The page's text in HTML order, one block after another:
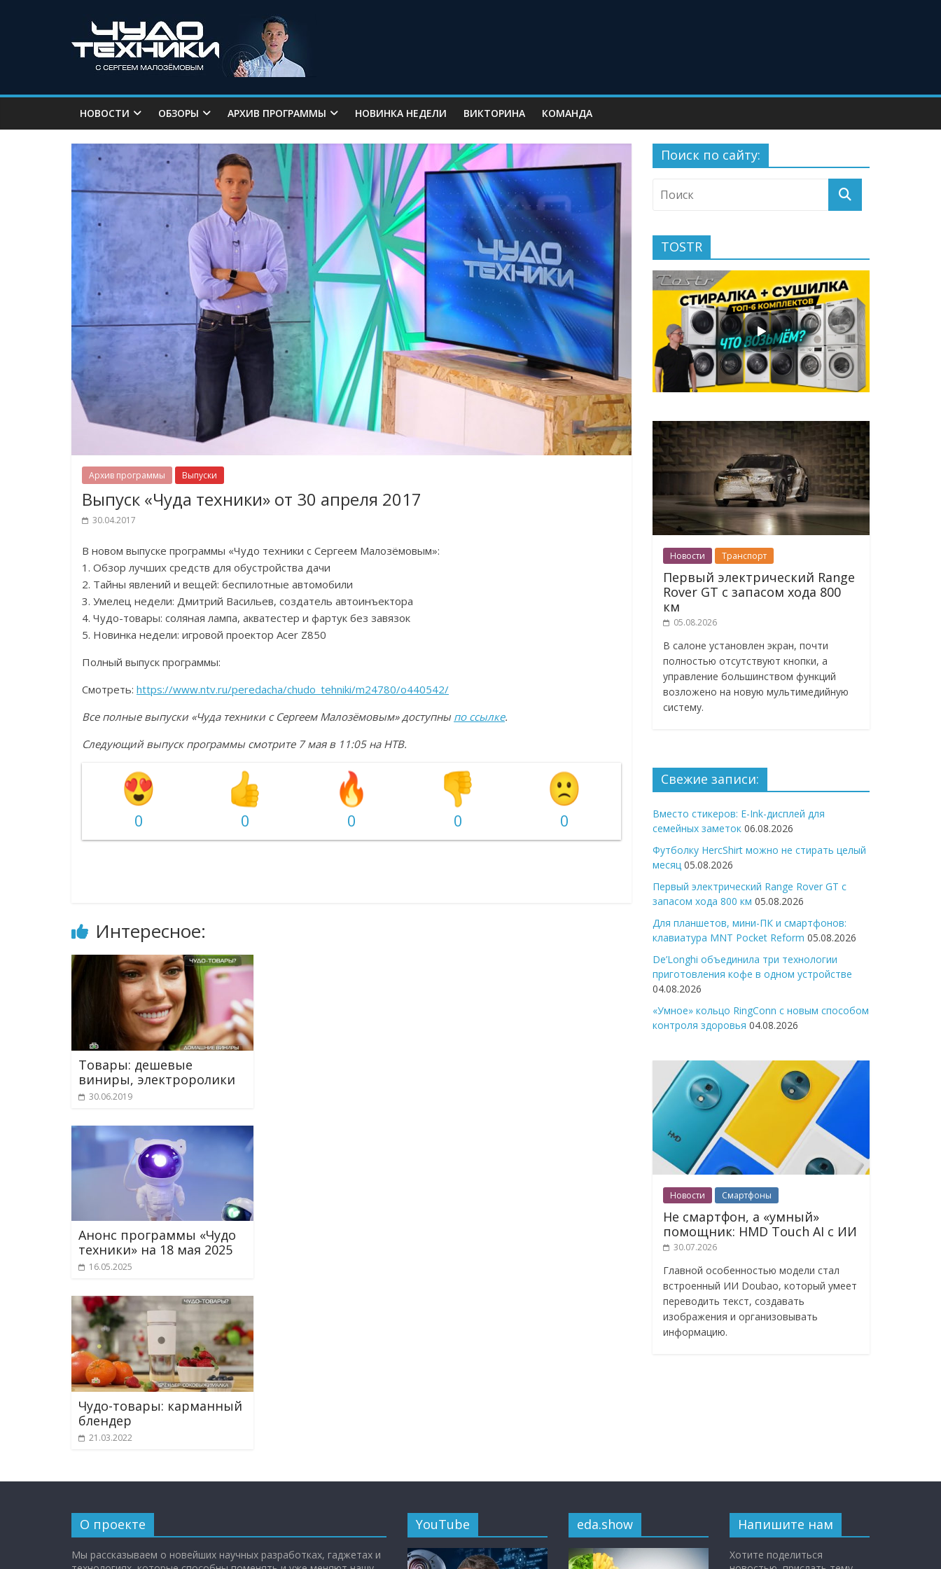
НОВОСТИ ОБЗОРЫ АРХИВ ПРОГРАММЫ НОВИНКА НЕДЕЛИ ВИКТОРИНА КОМАНДА
Архив программы Выпуски
Выпуск «Чуда техники» от 30 апреля 2017
30.04.2017
В новом выпуске программы «Чудо техники с Сергеем Малозёмовым»:
1. Обзор лучших средств для обустройства дачи
2. Тайны явлений и вещей: беспилотные автомобили
3. Умелец недели: Дмитрий Васильев, создатель автоинъектора
4. Чудо-товары: соляная лампа, акватестер и фартук без завязок
5. Новинка недели: игровой проектор Acer Z850
Полный выпуск программы:
Смотреть: https://www.ntv.ru/peredacha/chudo_tehniki/m24780/o440542/
Все полные выпуски «Чуда техники с Сергеем Малозёмовым» доступны по ссылке.
Следующий выпуск программы смотрите 7 мая в 11:05 на НТВ.
0 0 0 0 0
Интересное:
Товары: дешевые
виниры, электроролики
30.06.2019
Анонс программы «Чудо
техники» на 18 мая 2025
16.05.2025
Чудо-товары: карманный
блендер
21.03.2022
Поиск по сайту:
TOSTR
Новости Транспорт
Первый электрический Range
Rover GT с запасом хода 800
км
05.08.2026
В салоне установлен экран, почти
полностью отсутствуют кнопки, а
управление большинством функций
возложено на новую мультимедийную
систему.
Свежие записи:
Вместо стикеров: E-Ink-дисплей для
семейных заметок 06.08.2026
Футболку HercShirt можно не стирать целый
месяц 05.08.2026
Первый электрический Range Rover GT с
запасом хода 800 км 05.08.2026
Для планшетов, мини-ПК и смартфонов:
клавиатура MNT Pocket Reform 05.08.2026
De’Longhi объединила три технологии
приготовления кофе в одном устройстве
04.08.2026
«Умное» кольцо RingConn с новым способом
контроля здоровья 04.08.2026
Новости Смартфоны
Не смартфон, а «умный»
помощник: HMD Touch AI с ИИ
30.07.2026
Главной особенностью модели стал
встроенный ИИ Doubao, который умеет
переводить текст, создавать
изображения и организовывать
информацию.
О проекте
Мы рассказываем о новейших научных разработках, гаджетах и
YouTube eda.show Напишите нам
Хотите поделиться